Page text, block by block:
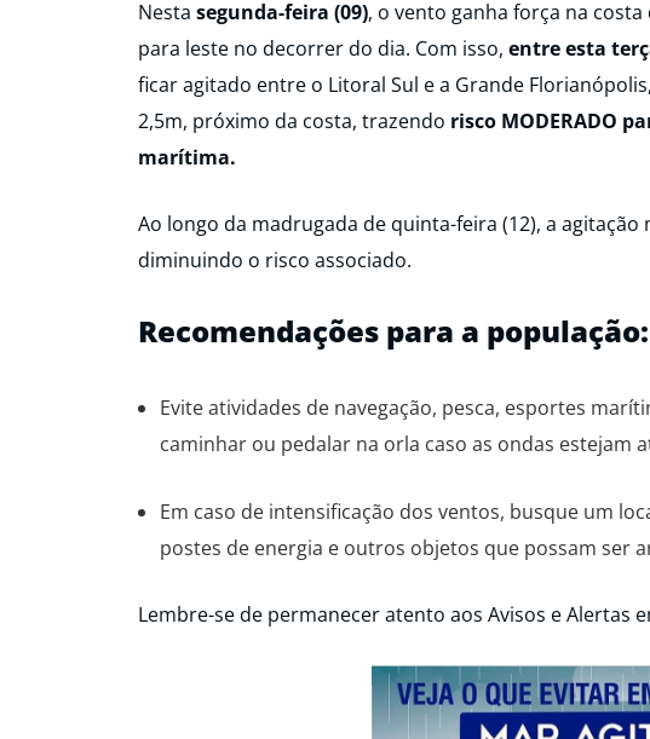
Nesta segunda-feira (09), o vento ganha força na
para leste no decorrer do dia. Com isso, entre esta
ficar agitado entre o Litoral Sul e a Grande
2,5m, próximo da costa, trazendo risco MODERADO
marítima.
Ao longo da madrugada de quinta-feira (12), a
diminuindo o risco associado.
Recomendações para a população:
Evite atividades de navegação, pesca, esportes
caminhar ou pedalar na orla caso as ondas estejam
Em caso de intensificação dos ventos, busque um
postes de energia e outros objetos que possam ser
Lembre-se de permanecer atento aos Avisos e Alertas